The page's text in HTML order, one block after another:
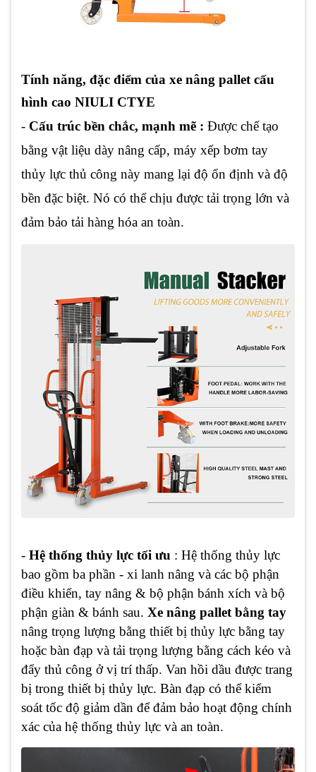
Tính năng, đặc điểm của xe nâng pallet cấu
hình cao NIULI CTYE
- Cấu trúc bền chắc, mạnh mẽ : Được chế tạo
bằng vật liệu dày nâng cấp, máy xếp bơm tay
thủy lực thủ công này mang lại độ ổn định và độ
bền đặc biệt. Nó có thể chịu được tải trọng lớn và
đảm bảo tải hàng hóa an toàn.
- Hệ thống thủy lực tối ưu : Hệ thống thủy lực
bao gồm ba phần - xi lanh nâng và các bộ phận
điều khiển, tay nâng & bộ phận bánh xích và bộ
phận giàn & bánh sau. Xe nâng pallet bằng tay
nâng trọng lượng bằng thiết bị thủy lực bằng tay
hoặc bàn đạp và tải trọng lượng bằng cách kéo và
đẩy thủ công ở vị trí thấp. Van hồi dầu được trang
bị trong thiết bị thủy lực. Bàn đạp có thể kiểm
soát tốc độ giảm dần để đảm bảo hoạt động chính
xác của hệ thống thủy lực và an toàn.